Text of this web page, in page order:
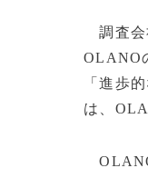
調査会
OLANO
「進歩
は、